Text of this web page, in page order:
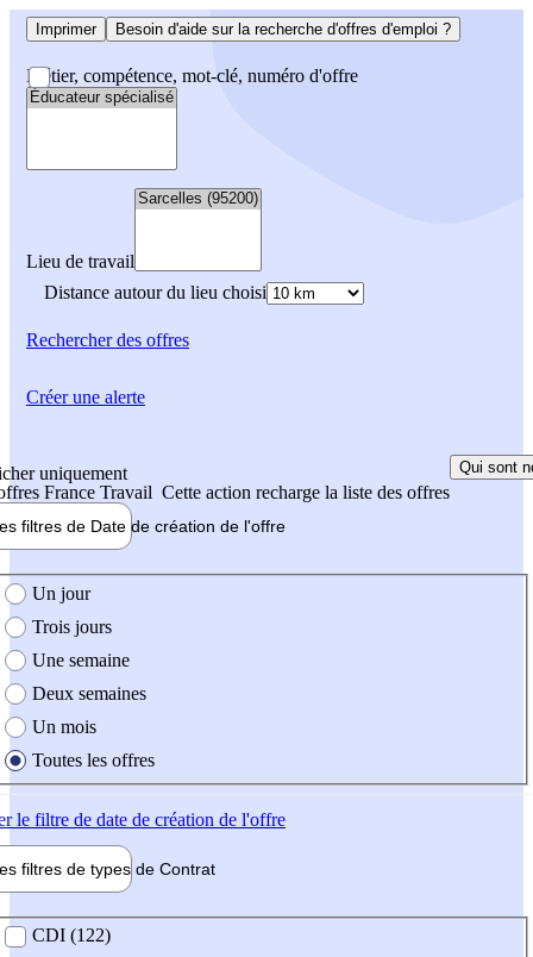
Imprimer Besoin d'aide sur la recherche d'offres d'emploi ?
Métier, compétence, mot-clé, numéro d'offre
Lieu de travail
Distance autour du lieu choisi
Rechercherdes offres
uniquement
France Travail Cette action recharge la liste des offres
Qui sont
filtres de Date de création de l'offre
création de l'offre
Un jour
Trois jours
Une semaine
Deux semaines
Un mois
Toutes les offres
le filtre de date de création de l'offre
filtres de types de Contrat
contrat
CDI (122)
Créer une alerte